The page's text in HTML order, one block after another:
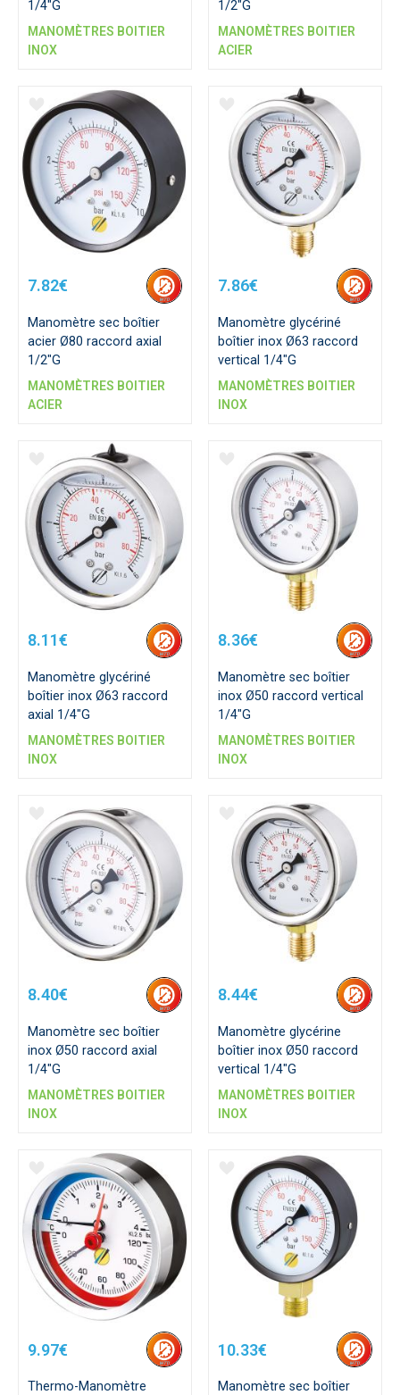
1/4"G
MANOMÈTRES BOITIER
INOX
1/2"G
MANOMÈTRES BOITIER
ACIER
7.82€
Manomètre sec boîtier
acier Ø80 raccord axial
1/2"G
MANOMÈTRES BOITIER
ACIER
7.86€
Manomètre glycériné
boîtier inox Ø63 raccord
vertical 1/4"G
MANOMÈTRES BOITIER
INOX
8.11€
Manomètre glycériné
boîtier inox Ø63 raccord
axial 1/4"G
MANOMÈTRES BOITIER
INOX
8.36€
Manomètre sec boîtier
inox Ø50 raccord vertical
1/4"G
MANOMÈTRES BOITIER
INOX
8.40€
Manomètre sec boîtier
inox Ø50 raccord axial
1/4"G
MANOMÈTRES BOITIER
INOX
8.44€
Manomètre glycérine
boîtier inox Ø50 raccord
vertical 1/4"G
MANOMÈTRES BOITIER
INOX
9.97€
Thermo-Manomètre
10.33€
Manomètre sec boîtier